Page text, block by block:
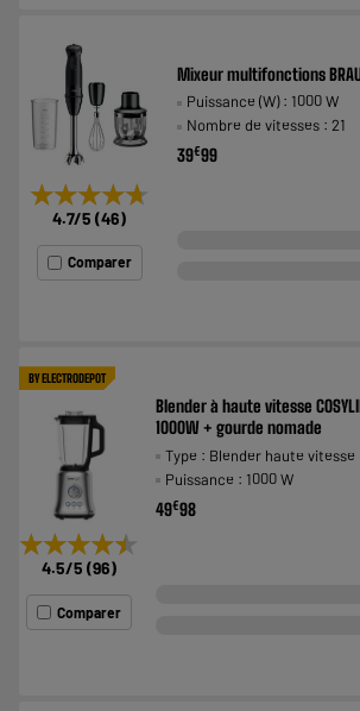
★★★★★
★★★★★
4.7/5 (46)
Comparer
Mixeur multifonctions
Puissance (W) : 1000 W
Nombre de vitesses : 21
39€99
BY ELECTRODEPOT
★★★★★
★★★★★
4.5/5 (96)
Comparer
Blender à haute vitesse
1000W + gourde nomade
Type : Blender haute vitesse
Puissance : 1000 W
49€98